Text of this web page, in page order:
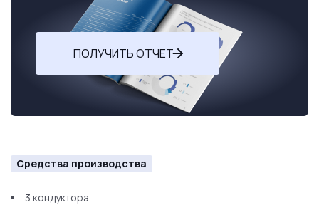
ПОЛУЧИТЬ ОТЧЕТ
Средства производства
3 кондуктора